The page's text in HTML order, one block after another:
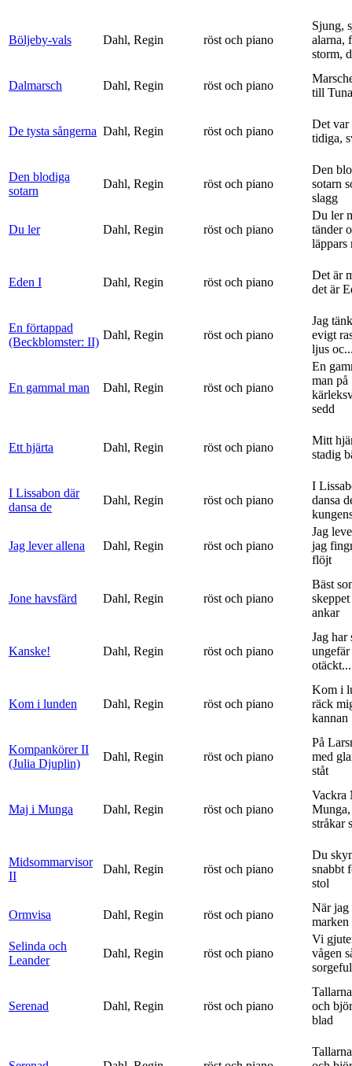
Böljeby-vals Dahl, Regin röst och piano
Sjung,
alarna,
storm,
Dalmarsch Dahl, Regin röst och piano
till Tuna
De tysta sångerna Dahl, Regin röst och piano
Det var
tidiga,
Den blodiga
sotarn
Dahl, Regin röst och piano
Den
sotarn
slagg
Du ler Dahl, Regin röst och piano
Du ler
tänder
läppars
Eden I Dahl, Regin röst och piano
Det är
det är
En förtappad
(Beckblomster: II)
Dahl, Regin röst och piano
Jag
evigt
ljus
En gammal man Dahl, Regin röst och piano
En
man på
sedd
Ett hjärta Dahl, Regin röst och piano
Mitt
stadig
I Lissabon där
dansa de
Dahl, Regin röst och piano
I
dansa
Jag lever allena Dahl, Regin röst och piano
Jag
jag
flöjt
Jone havsfärd Dahl, Regin röst och piano
Bäst
ankar
Kanske! Dahl, Regin röst och piano
Jag har
otäckt...
Kom i lunden Dahl, Regin röst och piano
Kom i
räck
kannan
Kompankörer II
(Julia Djuplin)
Dahl, Regin röst och piano
På
med
ståt
Maj i Munga Dahl, Regin röst och piano
Vackra
stråkar
Midsommarvisor
II
Dahl, Regin röst och piano
Du
snabbt
stol
Ormvisa Dahl, Regin röst och piano
När jag
marken
Selinda och
Leander
Dahl, Regin röst och piano
Vi
vågen
Serenad Dahl, Regin röst och piano
och
blad